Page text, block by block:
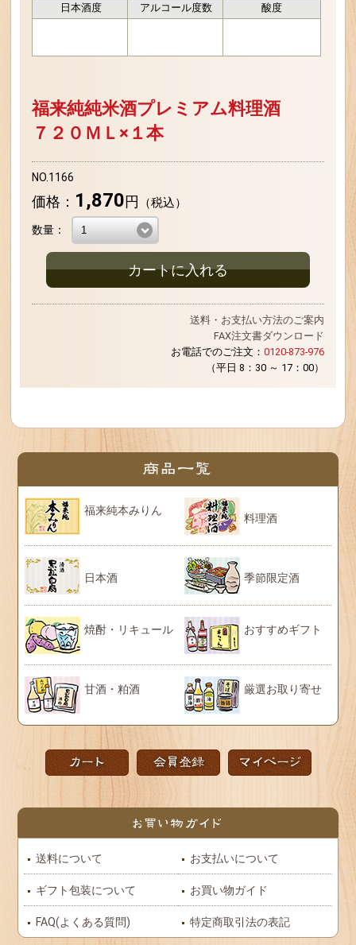
日本酒度 アルコール度数 酸度
福来純純米酒プレミアム料理酒
７２０ＭＬ×１本
NO.1166
価格： 1,870円 （税込）
数量：
カートに入れる
送料・お支払い方法のご案内
FAX注文書ダウンロード
お電話でのご注文：0120-873-976
（平日 8：30 ～ 17：00）
福来純本みりん
料理酒
日本酒 季節限定酒
焼酎・リキュール おすすめギフト
甘酒・粕酒 厳選お取り寄せ
送料について お支払いについて
ギフト包装について お買い物ガイド
FAQ(よくある質問) 特定商取引法の表記